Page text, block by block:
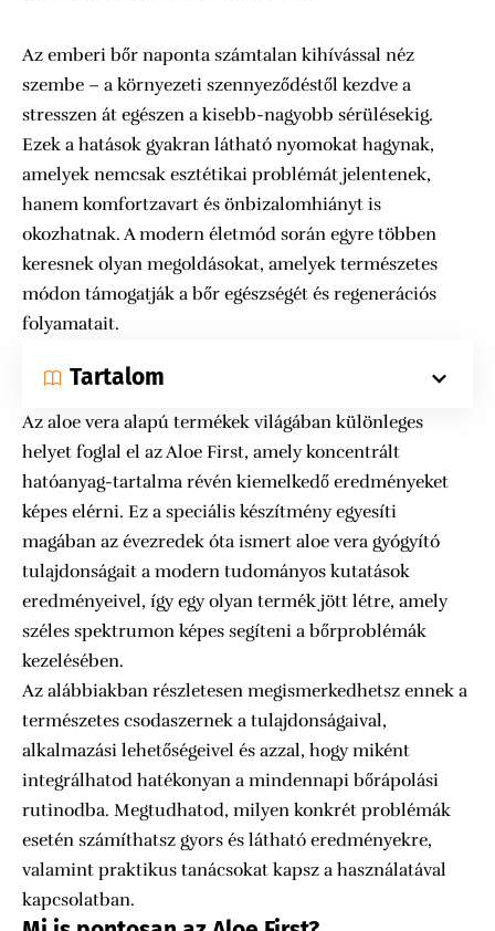
Az emberi bőr naponta számtalan kihívással néz
szembe – a környezeti szennyeződéstől kezdve a
stresszen át egészen a kisebb-nagyobb sérülésekig.
Ezek a hatások gyakran látható nyomokat hagynak,
amelyek nemcsak esztétikai problémát jelentenek,
hanem komfortzavart és önbizalomhiányt is
okozhatnak. A modern életmód során egyre többen
keresnek olyan megoldásokat, amelyek természetes
módon támogatják a bőr egészségét és regenerációs
folyamatait.
Tartalom
Az aloe vera alapú termékek világában különleges
helyet foglal el az Aloe First, amely koncentrált
hatóanyag-tartalma révén kiemelkedő eredményeket
képes elérni. Ez a speciális készítmény egyesíti
magában az évezredek óta ismert aloe vera gyógyító
tulajdonságait a modern tudományos kutatások
eredményeivel, így egy olyan termék jött létre, amely
széles spektrumon képes segíteni a bőrproblémák
kezelésében.
Az alábbiakban részletesen megismerkedhetsz ennek a
természetes csodaszernek a tulajdonságaival,
alkalmazási lehetőségeivel és azzal, hogy miként
integrálhatod hatékonyan a mindennapi bőrápolási
rutinodba. Megtudhatod, milyen konkrét problémák
esetén számíthatsz gyors és látható eredményekre,
valamint praktikus tanácsokat kapsz a használatával
kapcsolatban.